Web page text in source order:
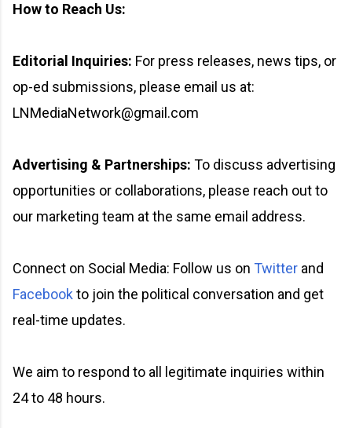
How to Reach Us:
Editorial Inquiries: For press releases, news tips, or
op-ed submissions, please email us at:
LNMediaNetwork@gmail.com
Advertising & Partnerships: To discuss advertising
opportunities or collaborations, please reach out to
our marketing team at the same email address.
Connect on Social Media: Follow us on Twitter and
Facebook to join the political conversation and get
real-time updates.
We aim to respond to all legitimate inquiries within
24 to 48 hours.